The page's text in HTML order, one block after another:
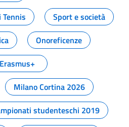
Sport e società
Onoreficenze
Erasmus+
Milano Cortina 2026
studenteschi 2019